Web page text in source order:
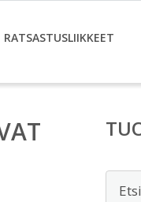
RATSASTUSLIIKKEET